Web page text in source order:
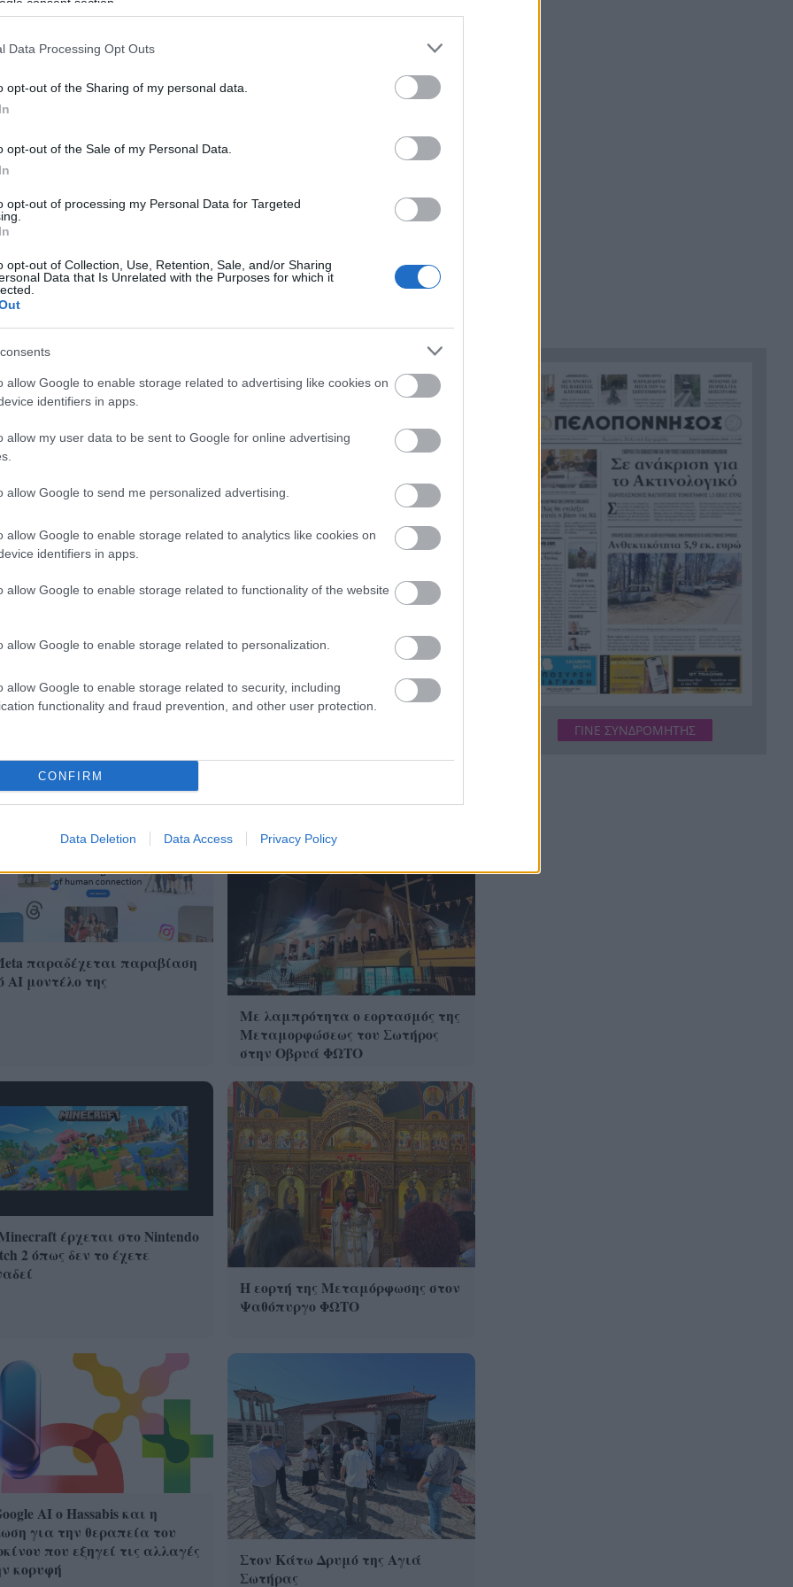
Data Processing Opt Outs
opt-out of the Sharing of my personal data.
opt-out of the Sale of my Personal Data.
opt-out of processing my Personal Data for Targeted
opt-out of Collection, Use, Retention, Sale, and/or Sharing
Data that Is Unrelated with the Purposes for which it
allow Google to enable storage related to advertising like cookies on
identifiers in apps.
allow my user data to be sent to Google for online advertising
allow Google to send me personalized advertising.
allow Google to enable storage related to analytics like cookies on
identifiers in apps.
allow Google to enable storage related to functionality of the website
allow Google to enable storage related to personalization.
allow Google to enable storage related to security, including
functionality and fraud prevention, and other user protection.
CONFIRM
Data Deletion Data Access Privacy Policy
Τραμπ-Μπάιντεν – «Είναι δύσκολο να συζητάς με έναν
σε ανοιχτή γραμμή με τον Πολίτη
παράπονα, καταγγελίες ή ιδέες για τη γειτονιά σου.
τιςειδήσειςστο Bing News και το Google News
παραδέχεται παραβίαση
AI μοντέλο της
Με λαμπρότητα ο εορτασμός της
Μεταμορφώσεως του Σωτήρος
στην Οβρυά ΦΩΤΟ
έρχεται στο Nintendo
2 όπως δεν το έχετε
Η εορτή της Μεταμόρφωσης στον
Ψαθόπυργο ΦΩΤΟ
ΑΙ ο Hassabis και η
για την θεραπεία του
που εξηγεί τις αλλαγές
κορυφή
Στον Κάτω Δρυμό της Αγιά
Σωτήρας
παρουσιάσουν προφορικά τις
εργασίες τους
20:36 Το τελευταίο «αντίο» στην
τελετή αποτέφρωσης του
συντονιστή που σκοτώθηκε
μετά τη σύγκρουση
ελικοπτέρων στην Ψάθα,
ΦΩΤΟ
Στιγμές αγωνίας και θρίλερ
στο Αίγιο: Οδηγός λεωφορείου
έχασε τις αισθήσεις του και τη
ζωή του! ΦΩΤΟ
20:12 Κόκκινα τα 118 κτίρια στις 325
αυτοψίες των πληγεισών
καταστροφικές πυρκαγιές
ΓΙΝΕ ΣΥΝΔΡΟΜΗΤΗΣ